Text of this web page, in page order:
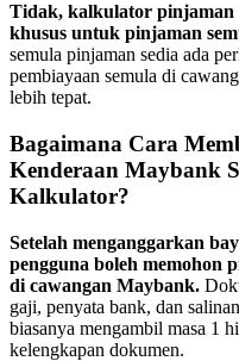
Tidak, kalkulator
khusus untuk pinjaman
semula pinjaman sedia ada
pembiayaan semula di
lebih tepat.
Bagaimana Cara
Kenderaan Maybank
Kalkulator?
Setelah menganggarkan
pengguna boleh memohon
di cawangan Maybank.
gaji, penyata bank, dan
biasanya mengambil masa 1
kelengkapan dokumen.